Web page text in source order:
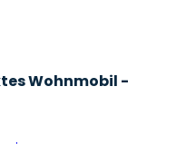
Wohnmobil -